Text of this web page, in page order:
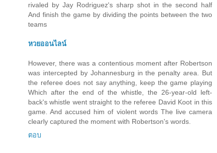
rivaled by Jay Rodriguez's sharp shot in the second half
And finish the game by dividing the points between the two
teams
หวยออนไลน์
However, there was a contentious moment after Robertson
was intercepted by Johannesburg in the penalty area. But
the referee does not say anything, keep the game playing
Which after the end of the whistle, the 26-year-old left-
back's whistle went straight to the referee David Koot in this
game. And accused him of violent words The live camera
clearly captured the moment with Robertson's words.
ตอบ